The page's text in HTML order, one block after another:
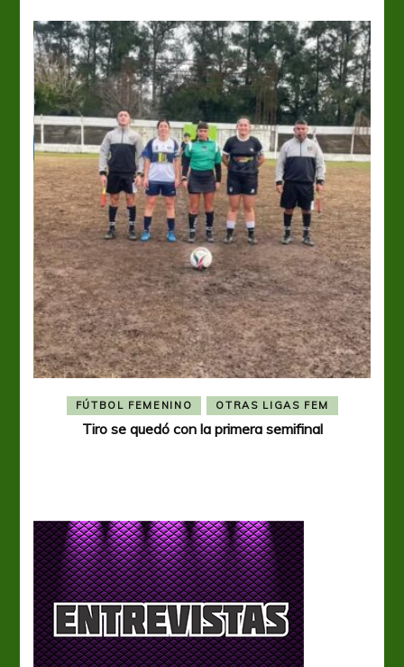
FÚTBOL FEMENINO OTRAS LIGAS FEM
Tiro se quedó con la primera semifinal